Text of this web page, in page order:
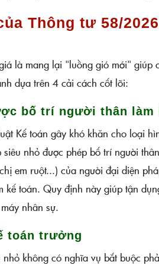
Thông tư 58/
là mang lại "luồng gió mới" giúp
dựa trên 4 cải cách cốt lõi:
bố trí người thân làm
Kế toán gây khó khăn cho loại
nhỏ được phép bố trí người
em ruột...) của người đại diện
toán. Quy định này giúp tận
nhân sự.
toán trưởng
không có nghĩa vụ bắt buộc